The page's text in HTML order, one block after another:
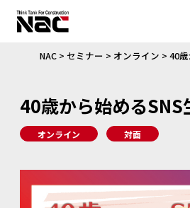
NAC> セミナー > オンライン > 40
40歳から始める
オンライン 対面